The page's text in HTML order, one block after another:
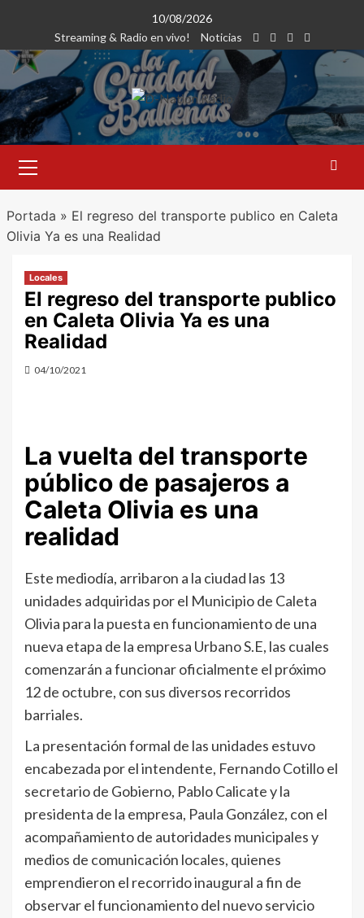
contenido
10/08/2026
Streaming & Radio en vivo!
Noticias
primario
Portada » El regreso del transporte publico en Caleta
Olivia Ya es una Realidad
Locales
El regreso del transporte publico
en Caleta Olivia Ya es una
Realidad
04/10/2021
La vuelta del transporte
público de pasajeros a
Caleta Olivia es una
realidad
Este mediodía, arribaron a la ciudad las 13
unidades adquiridas por el Municipio de Caleta
Olivia para la puesta en funcionamiento de una
nueva etapa de la empresa Urbano S.E, las cuales
comenzarán a funcionar oficialmente el próximo
12 de octubre, con sus diversos recorridos
barriales.
La presentación formal de las unidades estuvo
encabezada por el intendente, Fernando Cotillo el
secretario de Gobierno, Pablo Calicate y la
presidenta de la empresa, Paula González, con el
acompañamiento de autoridades municipales y
medios de comunicación locales, quienes
emprendieron el recorrido inaugural a fin de
observar el funcionamiento del nuevo servicio